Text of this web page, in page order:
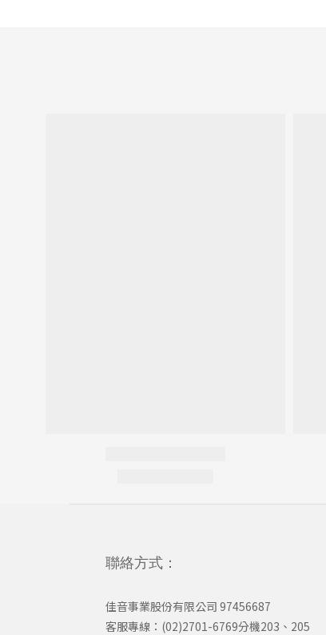
聯絡方式：
佳音事業股份有限公司 97456687
客服專線：(02)2701-6769分機203、205